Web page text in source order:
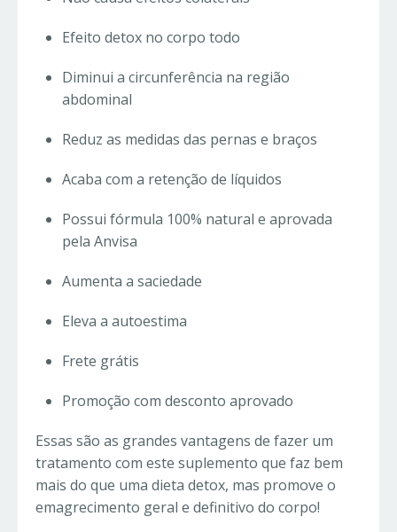
Efeito detox no corpo todo
Diminui a circunferência na região
abdominal
Reduz as medidas das pernas e braços
Acaba com a retenção de líquidos
Possui fórmula 100% natural e aprovada
pela Anvisa
Aumenta a saciedade
Eleva a autoestima
Frete grátis
Promoção com desconto aprovado
Essas são as grandes vantagens de fazer um
tratamento com este suplemento que faz bem
mais do que uma dieta detox, mas promove o
emagrecimento geral e definitivo do corpo!